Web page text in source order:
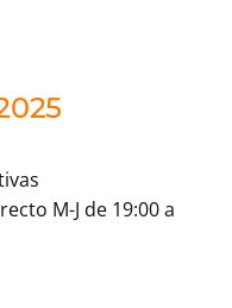
M-J de 19:00 a